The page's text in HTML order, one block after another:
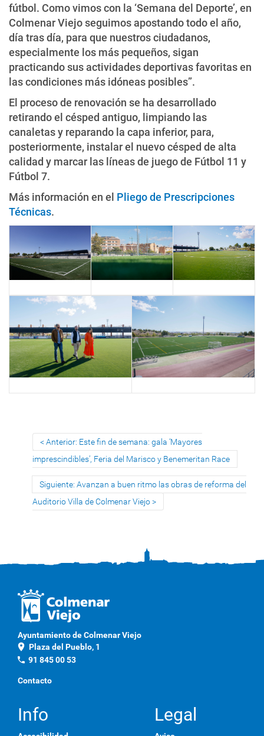
fútbol. Como vimos con la ‘Semana del Deporte’, en
Colmenar Viejo seguimos apostando todo el año,
día tras día, para que nuestros ciudadanos,
especialmente los más pequeños, sigan
practicando sus actividades deportivas favoritas en
las condiciones más idóneas posibles”.
El proceso de renovación se ha desarrollado
retirando el césped antiguo, limpiando las
canaletas y reparando la capa inferior, para,
posteriormente, instalar el nuevo césped de alta
calidad y marcar las líneas de juego de Fútbol 11 y
Fútbol 7.
Más información en el Pliego de Prescripciones
Técnicas.
Anterior: Este fin de semana: gala ‘Mayores
imprescindibles’, Feria del Marisco y Benemeritan Race
Siguiente: Avanzan a buen ritmo las obras de reforma del
Auditorio Villa de Colmenar Viejo
Ayuntamiento de Colmenar Viejo
location_on Plaza del Pueblo, 1
phone 91 845 00 53
Contacto
Info Legal